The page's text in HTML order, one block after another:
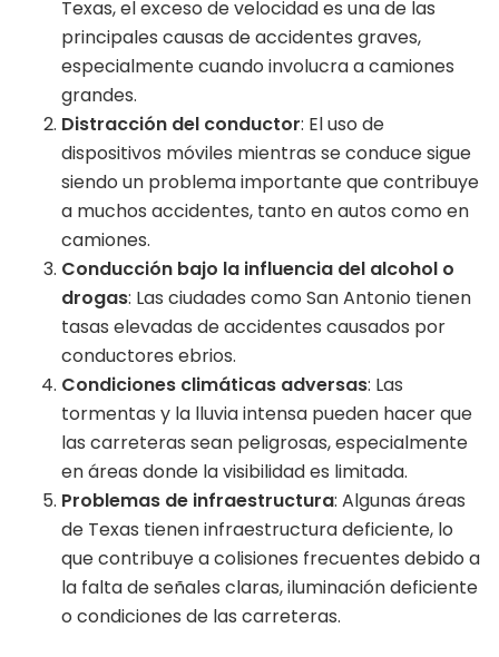
Texas, el exceso de velocidad es una de las
principales causas de accidentes graves,
especialmente cuando involucra a camiones
grandes.
Distracción del conductor: El uso de
dispositivos móviles mientras se conduce sigue
siendo un problema importante que contribuye
a muchos accidentes, tanto en autos como en
camiones.
Conducción bajo la influencia del alcohol o
drogas: Las ciudades como San Antonio tienen
tasas elevadas de accidentes causados por
conductores ebrios.
Condiciones climáticas adversas: Las
tormentas y la lluvia intensa pueden hacer que
las carreteras sean peligrosas, especialmente
en áreas donde la visibilidad es limitada.
Problemas de infraestructura: Algunas áreas
de Texas tienen infraestructura deficiente, lo
que contribuye a colisiones frecuentes debido a
la falta de señales claras, iluminación deficiente
o condiciones de las carreteras.